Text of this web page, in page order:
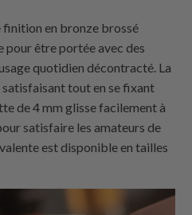
finition en bronze brossé
pour être portée avec des
quotidien décontracté. La
tout en se fixant
de 4 mm glisse facilement à
satisfaire les amateurs de
est disponible en tailles